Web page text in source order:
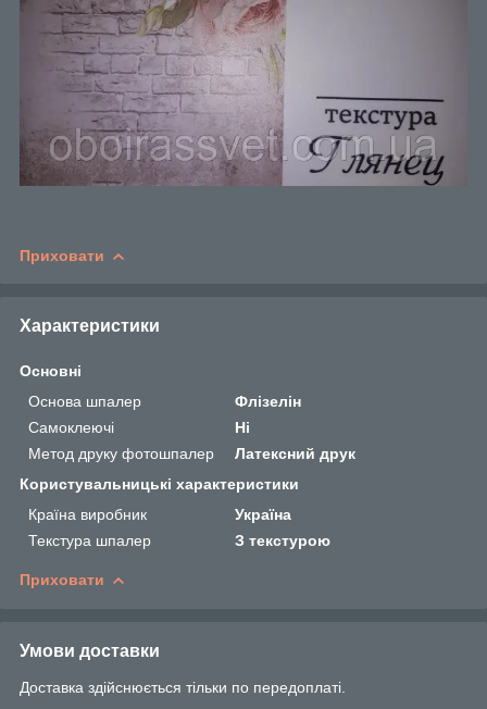
Приховати
Характеристики
Основні
Основа шпалер
Флізелін
Самоклеючі
Ні
Метод друку фотошпалер
Латексний друк
Користувальницькі характеристики
Країна виробник
Україна
Текстура шпалер
З текстурою
Приховати
Умови доставки
Доставка здійснюється тільки по передоплаті.